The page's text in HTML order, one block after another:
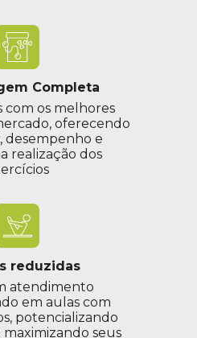
Completa
com os melhores
oferecendo
desempenho e
realização dos
reduzidas
atendimento
em aulas com
potencializando
maximizando seus